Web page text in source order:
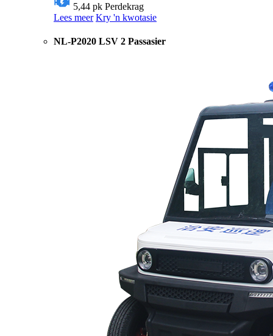
5,44 pk Perdekrag
Lees meer Kry 'n kwotasie
NL-P2020 LSV 2 Passasier